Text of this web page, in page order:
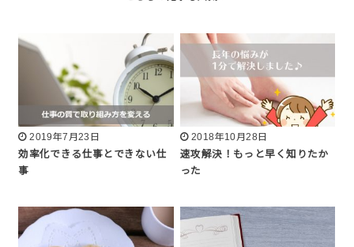
2019年7月23日
効率化できる仕事とできない仕
事
2018年10月28日
速攻解決！もっと早く知りたか
った